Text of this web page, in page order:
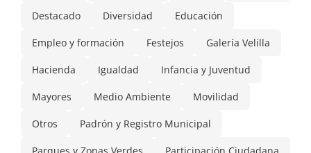
Destacado Diversidad Educación
Empleo y formación Festejos Galería Velilla
Hacienda Igualdad Infancia y Juventud
Mayores Medio Ambiente Movilidad
Otros Padrón y Registro Municipal
Parques y Zonas Verdes Participación Ciudadana